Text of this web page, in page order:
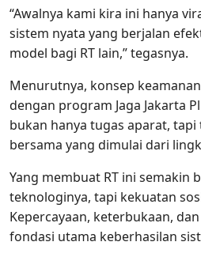
“Awalnya kami kira ini hanya
sistem nyata yang berjalan
model bagi RT lain,” tegasnya.
Menurutnya, konsep
dengan program Jaga Jakarta
bukan hanya tugas aparat,
bersama yang dimulai dari
Yang membuat RT ini semakin
teknologinya, tapi kekuatan
Kepercayaan, keterbukaan,
fondasi utama keberhasilan